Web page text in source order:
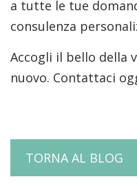
a tutte le tue
consulenza
Accogli il bello della
nuovo. Contattaci
TORNA AL BLOG